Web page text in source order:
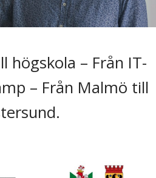
högskola – Från IT-
– Från Malmö till